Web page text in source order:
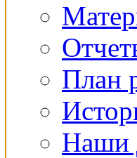
План
Наши